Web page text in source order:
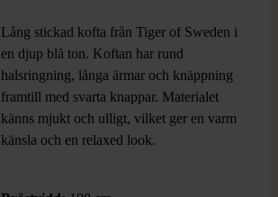
Lång stickad kofta från Tiger of Sweden i
en djup blå ton. Koftan har rund
halsringning, långa ärmar och knäppning
framtill med svarta knappar. Materialet
känns mjukt och ulligt, vilket ger en varm
känsla och en relaxed look.